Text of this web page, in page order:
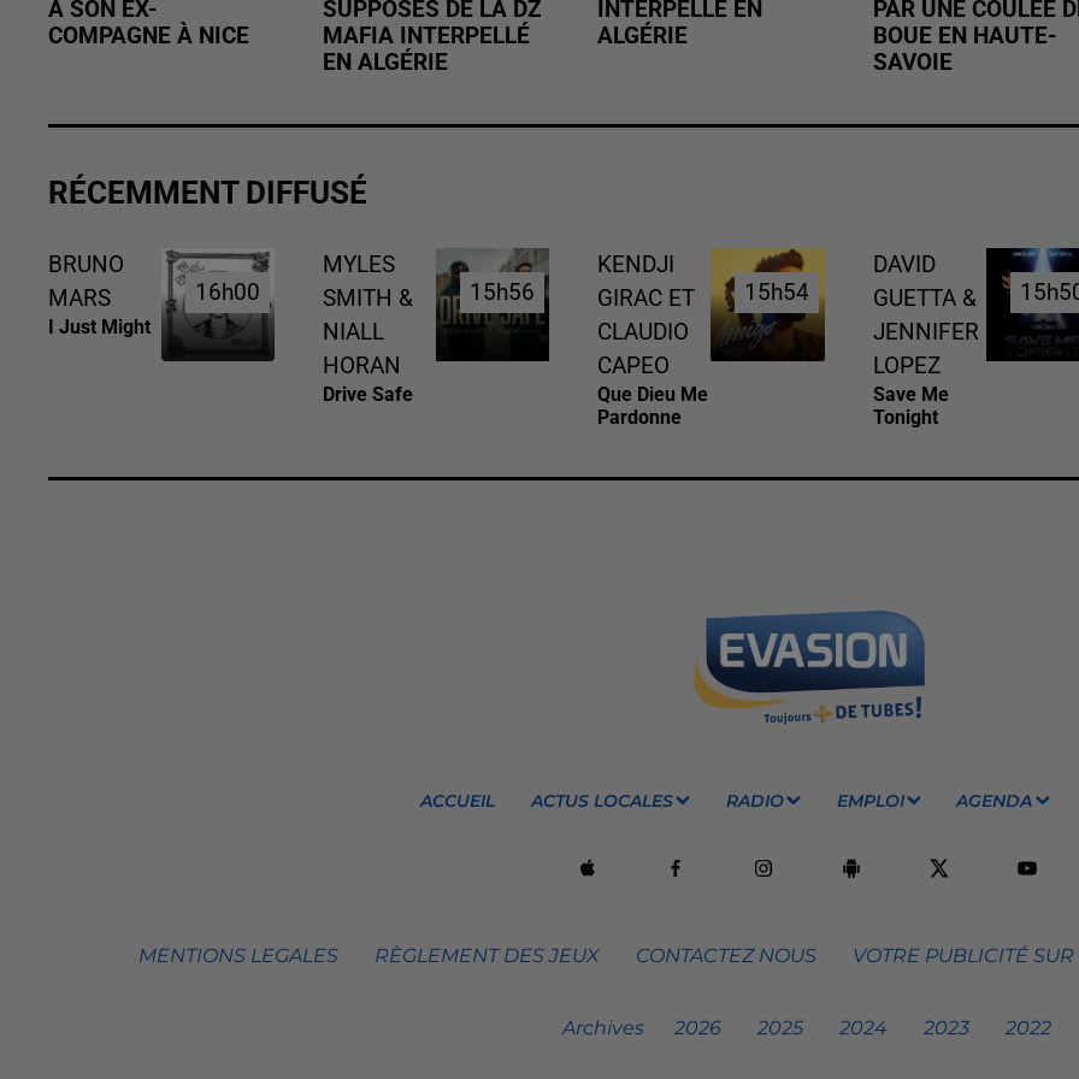
À SON EX-
COMPAGNE À NICE
SUPPOSÉS DE LA DZ
MAFIA INTERPELLÉ
EN ALGÉRIE
INTERPELLÉ EN
ALGÉRIE
PAR UNE COULÉE
BOUE EN HAUTE-
SAVOIE
RÉCEMMENT DIFFUSÉ
BRUNO
MARS
I Just Might
16h00
16h00
MYLES
SMITH &
NIALL
HORAN
Drive Safe
15h56
15h56
KENDJI
GIRAC ET
CLAUDIO
CAPEO
Que Dieu Me
Pardonne
15h54
15h54
DAVID
GUETTA &
JENNIFER
LOPEZ
Save Me
Tonight
ACCUEIL ACTUS LOCALES RADIO EMPLOI AGENDA
MENTIONS LEGALES RÈGLEMENT DES JEUX CONTACTEZ NOUS VOTRE PUBLICITÉ
Archives 2026 2025 2024 2023 2022